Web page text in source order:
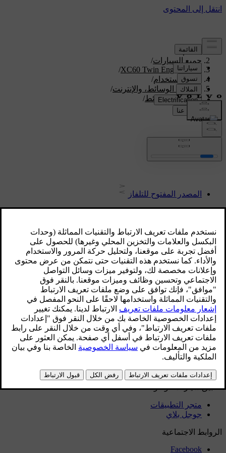
الدعم/
جميع السيارات/
XC60 Twin Engine 2020
/
دليل الاستخدام/
الصوت، الوسائط، والإنترنت/
مشغل الوسائط/
TV
TV
المصدر المفتوح للتلفاز